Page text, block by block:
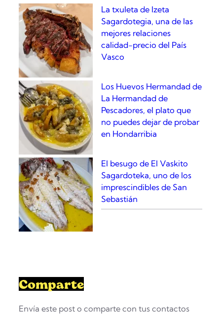
La txuleta de Izeta
Sagardotegia, una de las
mejores relaciones
calidad-precio del País
Vasco
Los Huevos Hermandad de
La Hermandad de
Pescadores, el plato que
no puedes dejar de probar
en Hondarribia
El besugo de El Vaskito
Sagardoteka, uno de los
imprescindibles de San
Sebastián
Comparte
Envía este post o comparte con tus contactos